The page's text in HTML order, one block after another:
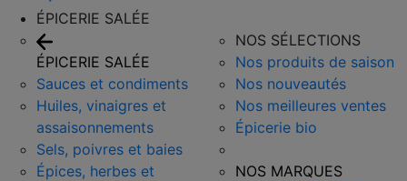
ÉPICERIE SALÉE
ÉPICERIE SALÉE
Sauces et condiments
Huiles, vinaigres et
assaisonnements
Sels, poivres et baies
Épices, herbes et
NOS SÉLECTIONS
Nos produits de saison
Nos nouveautés
Nos meilleures ventes
Épicerie bio
NOS MARQUES